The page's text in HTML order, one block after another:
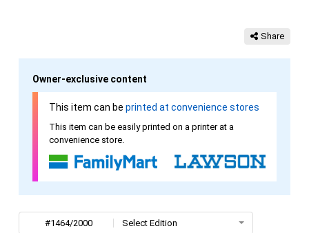
Share
Owner-exclusive content
This item can be printed at convenience stores
This item can be easily printed on a printer at a
convenience store.
#1464/2000 Select Edition